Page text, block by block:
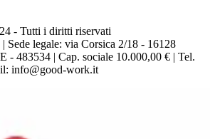
- Tutti i diritti riservati
Sede legale: via Corsica 2/18 - 16128
- 483534 | Cap. sociale 10.000,00 € | Tel.
info@good-work.it